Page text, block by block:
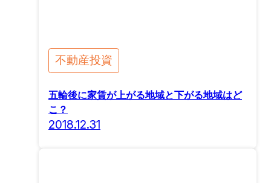
不動産投資
五輪後に家賃が上がる地域と下がる地域はど
こ？
2018.12.31